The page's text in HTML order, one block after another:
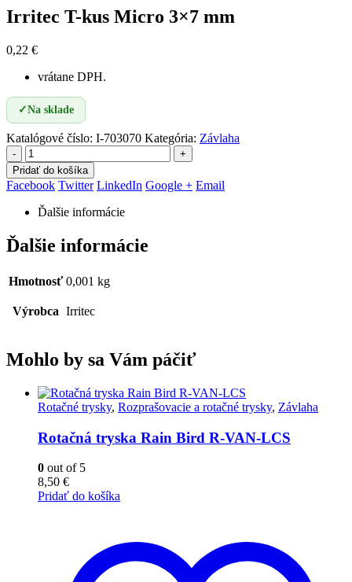
Irritec T-kus Micro 3×7 mm
0,22 €
vrátane DPH.
✓Na sklade
Katalógové číslo: I-703070 Kategória: Závlaha
-
+
Pridať do košíka
Facebook Twitter LinkedIn Google + Email
Ďalšie informácie
Ďalšie informácie
Hmotnosť 0,001 kg
Výrobca Irritec
Mohlo by sa Vám páčiť
Rotačné trysky, Rozprašovacie a rotačné trysky, Závlaha
Rotačná tryska Rain Bird R-VAN-LCS
0 out of 5
8,50 €
Pridať do košíka